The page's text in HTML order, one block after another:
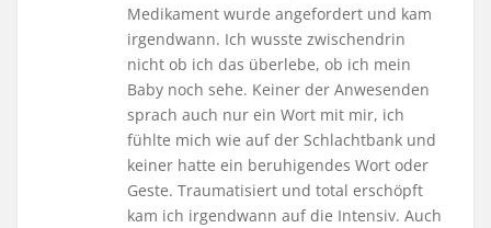
Medikament wurde angefordert und kam
irgendwann. Ich wusste zwischendrin
nicht ob ich das überlebe, ob ich mein
Baby noch sehe. Keiner der Anwesenden
sprach auch nur ein Wort mit mir, ich
fühlte mich wie auf der Schlachtbank und
keiner hatte ein beruhigendes Wort oder
Geste. Traumatisiert und total erschöpft
kam ich irgendwann auf die Intensiv. Auch